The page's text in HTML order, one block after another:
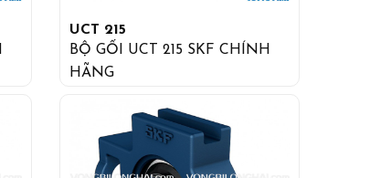
UCT 215
BỘ GỐI UCT 215 SKF CHÍNH
HÃNG